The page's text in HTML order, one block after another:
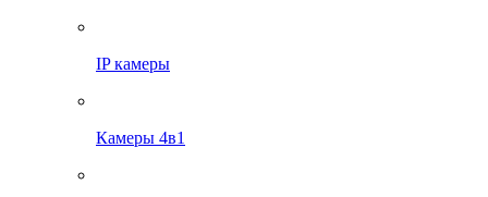
IP камеры
Камеры 4в1